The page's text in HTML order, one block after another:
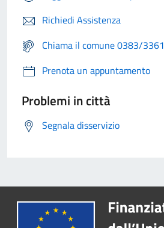
Richiedi Assistenza
Chiama il comune 0383/3361
Prenota un appuntamento
Problemi in città
Segnala disservizio